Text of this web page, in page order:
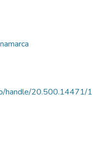
handle/20.500.14471/1